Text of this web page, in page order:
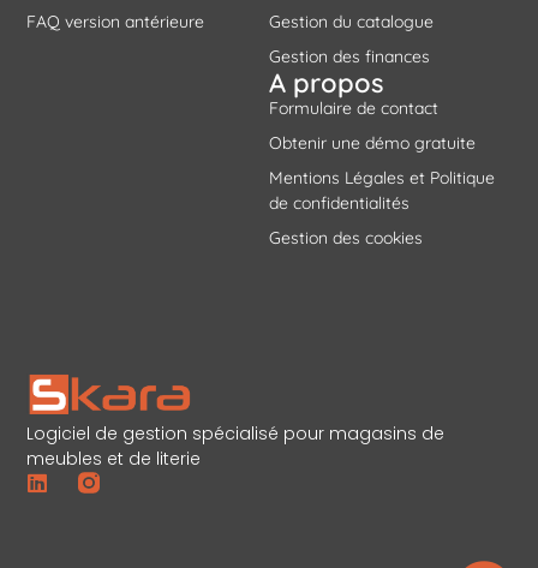
Logiciel de gestion spécialisé pour magasins de
meubles et de literie
Gestion du catalogue
Gestion des finances
FAQ version antérieure
A propos
Formulaire de contact
Obtenir une démo gratuite
Mentions Légales et Politique
de confidentialités
Gestion des cookies